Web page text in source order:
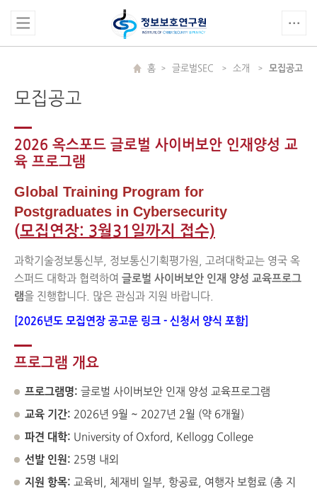
홈 글로벌SEC 소개 모집공고
모집공고
2026 옥스포드 글로벌 사이버보안 인재양성 교
육 프로그램
Global Training Program for
Postgraduates in Cybersecurity
(모집연장: 3월31일까지 접수)
과학기술정보통신부, 정보통신기획평가원, 고려대학교는 영국 옥
스퍼드 대학과 협력하여 글로벌 사이버보안 인재 양성 교육프로그
램을 진행합니다. 많은 관심과 지원 바랍니다.
[2026년도 모집연장 공고문 링크 - 신청서 양식 포함]
프로그램 개요
프로그램명: 글로벌 사이버보안 인재 양성 교육프로그램
교육 기간: 2026년 9월 ~ 2027년 2월 (약 6개월)
파견 대학: University of Oxford, Kellogg College
선발 인원: 25명 내외
지원 항목: 교육비, 체재비 일부, 항공료, 여행자 보험료 (총 지